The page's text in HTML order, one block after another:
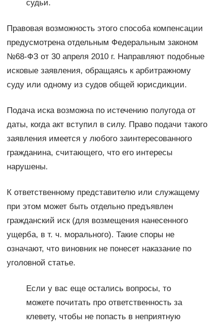
судьи.
Правовая возможность этого способа компенсации
предусмотрена отдельным Федеральным законом
№68-ФЗ от 30 апреля 2010 г. Направляют подобные
исковые заявления, обращаясь к арбитражному
суду или одному из судов общей юрисдикции.
Подача иска возможна по истечению полугода от
даты, когда акт вступил в силу. Право подачи такого
заявления имеется у любого заинтересованного
гражданина, считающего, что его интересы
нарушены.
К ответственному представителю или служащему
при этом может быть отдельно предъявлен
гражданский иск (для возмещения нанесенного
ущерба, в т. ч. морального). Такие споры не
означают, что виновник не понесет наказание по
уголовной статье.
Если у вас еще остались вопросы, то
можете почитать про ответственность за
клевету, чтобы не попасть в неприятную